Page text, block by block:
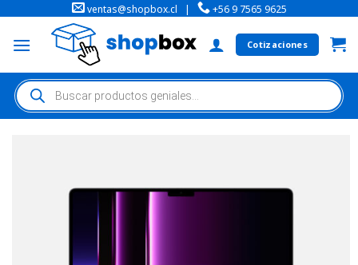
ventas@shopbox.cl | +56 9 7565 9625
Cotizaciones